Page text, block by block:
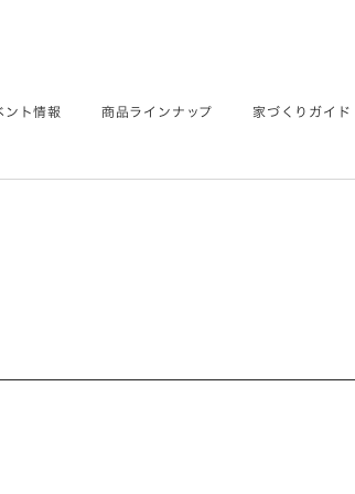
ント情報 商品ラインナップ 家づくりガイド